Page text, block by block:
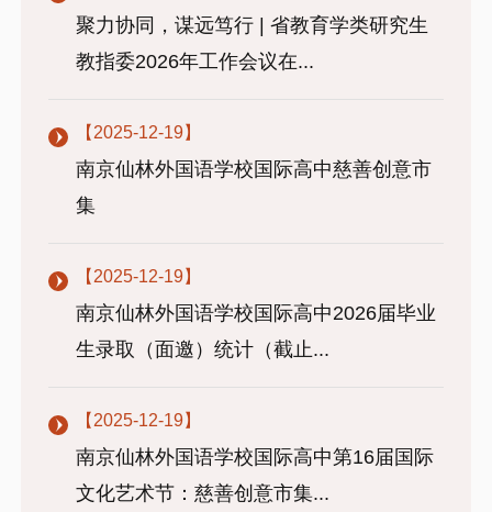
聚力协同，谋远笃行 | 省教育学类研究生
教指委2026年工作会议在...
【2025-12-19】
南京仙林外国语学校国际高中慈善创意市
集
【2025-12-19】
南京仙林外国语学校国际高中2026届毕业
生录取（面邀）统计（截止...
【2025-12-19】
南京仙林外国语学校国际高中第16届国际
文化艺术节：慈善创意市集...